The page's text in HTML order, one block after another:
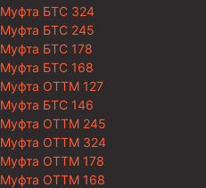
Муфта БТС 324
Муфта БТС 245
Муфта БТС 178
Муфта БТС 168
Муфта ОТТМ 127
Муфта БТС 146
Муфта ОТТМ 245
Муфта ОТТМ 324
Муфта ОТТМ 178
Муфта ОТТМ 168